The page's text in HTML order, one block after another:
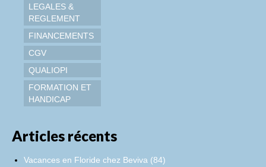
LEGALES &
REGLEMENT
FINANCEMENTS
CGV
QUALIOPI
FORMATION ET
HANDICAP
Articles récents
Vacances en Floride chez Beviva (84)